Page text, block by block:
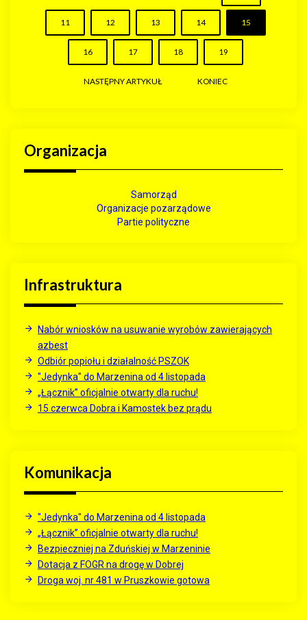
11 12 13 14 15
16 17 18 19
NASTĘPNY ARTYKUŁ KONIEC
Organizacja
Samorząd
Organizacje pozarządowe
Partie polityczne
Infrastruktura
Nabór wniosków na usuwanie wyrobów zawierających
azbest
Odbiór popiołu i działalność PSZOK
"Jedynka" do Marzenina od 4 listopada
„Łącznik” oficjalnie otwarty dla ruchu!
15 czerwca Dobra i Kamostek bez prądu
Komunikacja
"Jedynka" do Marzenina od 4 listopada
„Łącznik” oficjalnie otwarty dla ruchu!
Bezpieczniej na Zduńskiej w Marzeninie
Dotacja z FOGR na drogę w Dobrej
Droga woj. nr 481 w Pruszkowie gotowa